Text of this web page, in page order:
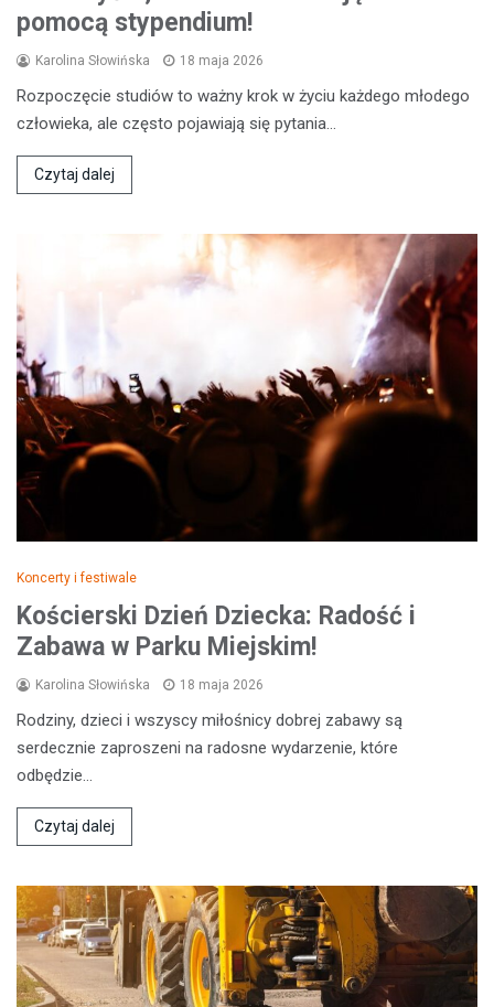
pomocą stypendium!
Karolina Słowińska 18 maja 2026
Rozpoczęcie studiów to ważny krok w życiu każdego młodego
człowieka, ale często pojawiają się pytania…
Czytaj dalej
Koncerty i festiwale
Kościerski Dzień Dziecka: Radość i
Zabawa w Parku Miejskim!
Karolina Słowińska 18 maja 2026
Rodziny, dzieci i wszyscy miłośnicy dobrej zabawy są
serdecznie zaproszeni na radosne wydarzenie, które
odbędzie…
Czytaj dalej